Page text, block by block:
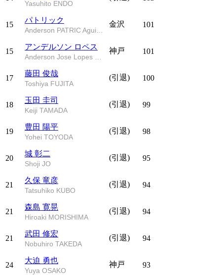
Yasuhito ENDO
15
パトリック 金沢 101
15
アンデルソン ロペス 神戸 101
17
藤田 俊哉
Toshiya FUJITA
(引退) 100
18
玉田 圭司
Keiji TAMADA
(引退) 99
19
豊田 陽平
Yohei TOYODA
(引退) 98
20
城 彰二
Shoji JO
(引退) 95
21
久保 竜彦
Tatsuhiko KUBO
(引退) 94
21
森島 寛晃
Hiroaki MORISHIMA
(引退) 94
21
武田 修宏
Nobuhiro TAKEDA
(引退) 94
24
大迫 勇也
Yuya OSAKO
神戸 93